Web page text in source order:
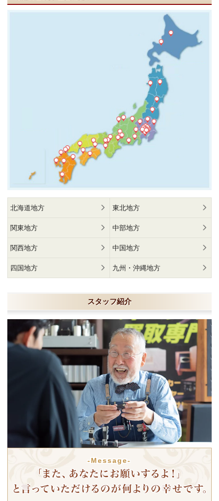
北海道地方 東北地方
関東地方 中部地方
関西地方 中国地方
四国地方 九州・沖縄地方
スタッフ紹介
-Message-